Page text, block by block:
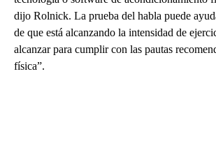
dijo Rolnick. La prueba del habla puede
de que está alcanzando la intensidad de
alcanzar para cumplir con las pautas
física”.